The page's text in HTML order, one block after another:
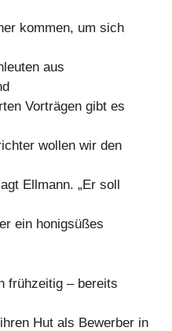
kommen, um sich
aus
Vorträgen gibt es
wollen wir den
Ellmann. „Er soll
ein honigsüßes
frühzeitig – bereits
Hut als Bewerber in